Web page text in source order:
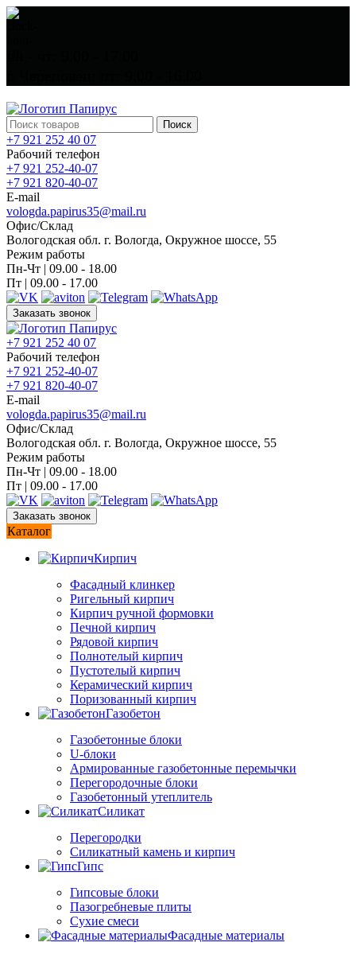
Поиск
+7 921 252 40 07
Рабочий телефон
+7 921 252-40-07
+7 921 820-40-07
E-mail
vologda.papirus35@mail.ru
Офис/Склад
Вологодская обл. г. Вологда, Окружное шоссе, 55
Режим работы
Пн-Чт | 09.00 - 18.00
Пт | 09.00 - 17.00
Заказать звонок
+7 921 252 40 07
Рабочий телефон
+7 921 252-40-07
+7 921 820-40-07
E-mail
vologda.papirus35@mail.ru
Офис/Склад
Вологодская обл. г. Вологда, Окружное шоссе, 55
Режим работы
Пн-Чт | 09.00 - 18.00
Пт | 09.00 - 17.00
Заказать звонок
Каталог
Кирпич
Фасадный клинкер
Ригельный кирпич
Кирпич ручной формовки
Печной кирпич
Рядовой кирпич
Полнотелый кирпич
Пустотелый кирпич
Керамический кирпич
Поризованный кирпич
Газобетон
Газобетонные блоки
U-блоки
Армированные газобетонные перемычки
Перегородочные блоки
Газобетонный утеплитель
Силикат
Перегородки
Силикатный камень и кирпич
Гипс
Гипсовые блоки
Пазогребневые плиты
Сухие смеси
Фасадные материалы